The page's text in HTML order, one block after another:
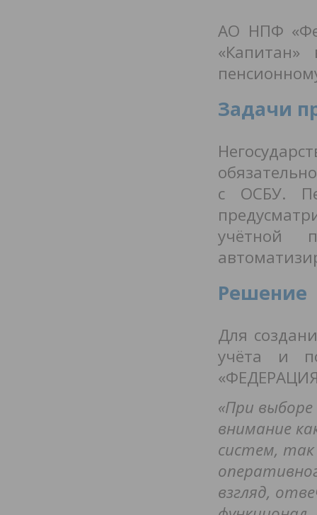
АО НПФ
«Капитан»
Задачи
с ОСБУ.
учётной
Решение
Для
учёта и
«При
внимание
систем,
взгляд,